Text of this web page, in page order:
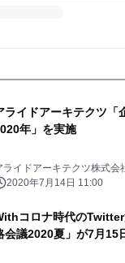
ライドアーキテクツ
年」を実施
ライドアーキテクツ株式会
2020年7月14日 11:00
コロナ時代の
会議2020夏」が7月15